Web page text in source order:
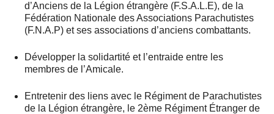
d’Anciens de la Légion étrangère (F.S.A.L.E), de la
Fédération Nationale des Associations Parachutistes
(F.N.A.P) et ses associations d’anciens combattants.
Développer la solidartité et l’entraide entre les
membres de l’Amicale.
Entretenir des liens avec le Régiment de Parachutistes
de la Légion étrangère, le 2ème Régiment Étranger de